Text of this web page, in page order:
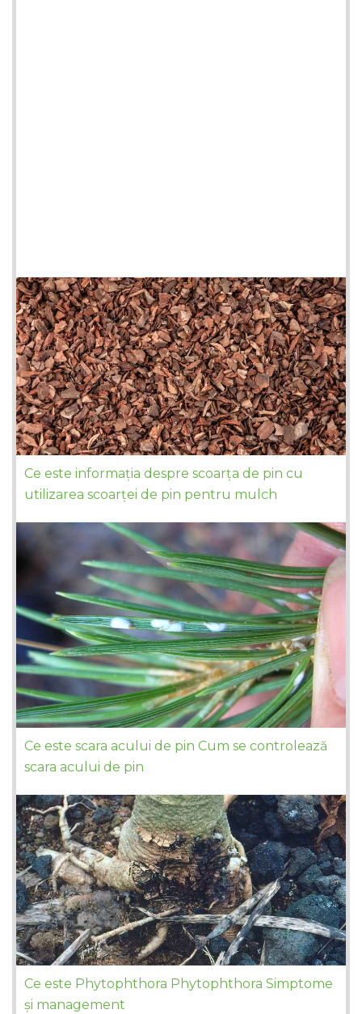
Ce este informația despre scoarța de pin cu
utilizarea scoarței de pin pentru mulch
Ce este scara acului de pin Cum se controlează
scara acului de pin
Ce este Phytophthora Phytophthora Simptome
și management